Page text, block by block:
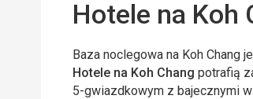
Hotele na Koh
Baza noclegowa na Koh Chang
Hotele na Koh Chang potrafią
5-gwiazdkowym z bajecznymi